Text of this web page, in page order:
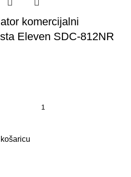
komercijalni
Eleven SDC-812NR